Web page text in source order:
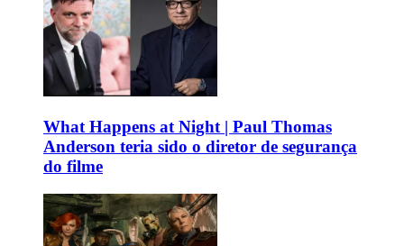
What Happens at Night | Paul Thomas
Anderson teria sido o diretor de segurança
do filme